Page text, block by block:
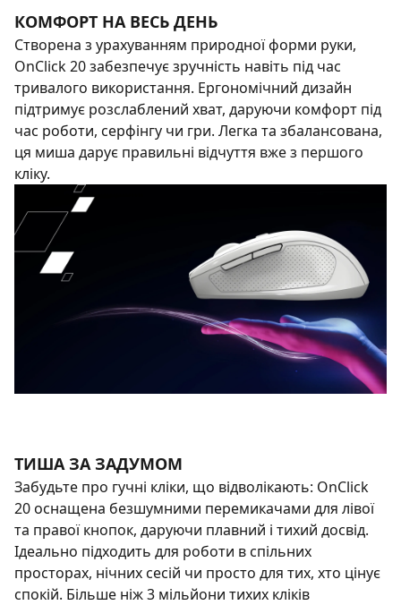
КОМФОРТ НА ВЕСЬ ДЕНЬ
Створена з урахуванням природної форми руки,
OnClick 20 забезпечує зручність навіть під час
тривалого використання. Ергономічний дизайн
підтримує розслаблений хват, даруючи комфорт під
час роботи, серфінгу чи гри. Легка та збалансована,
ця миша дарує правильні відчуття вже з першого
кліку.
ТИША ЗА ЗАДУМОМ
Забудьте про гучні кліки, що відволікають: OnClick
20 оснащена безшумними перемикачами для лівої
та правої кнопок, даруючи плавний і тихий досвід.
Ідеально підходить для роботи в спільних
просторах, нічних сесій чи просто для тих, хто цінує
спокій. Більше ніж 3 мільйони тихих кліків